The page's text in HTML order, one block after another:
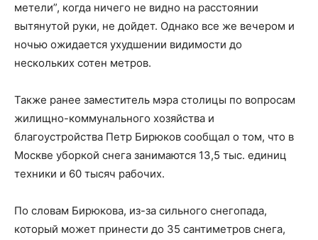
метели”, когда ничего не видно на расстоянии
вытянутой руки, не дойдет. Однако все же вечером и
ночью ожидается ухудшении видимости до
нескольких сотен метров.
Также ранее заместитель мэра столицы по вопросам
жилищно-коммунального хозяйства и
благоустройства Петр Бирюков сообщал о том, что в
Москве уборкой снега занимаются 13,5 тыс. единиц
техники и 60 тысяч рабочих.
По словам Бирюкова, из-за сильного снегопада,
который может принести до 35 сантиметров снега,